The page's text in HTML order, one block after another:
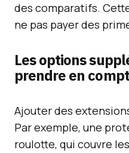
des comparatifs.
ne pas payer des
Les options
prendre en
Ajouter des
Par exemple, une
roulotte, qui couvre